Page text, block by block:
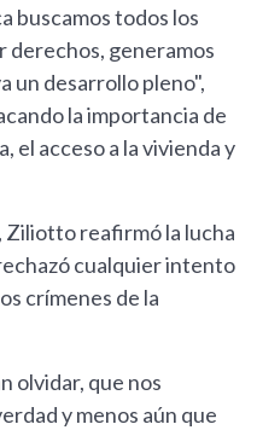
buscamos todos los
derechos, generamos
un desarrollo pleno",
la importancia de
el acceso a la vivienda y
Ziliotto reafirmó la lucha
cualquier intento
crímenes de la
olvidar, que nos
y menos aún que